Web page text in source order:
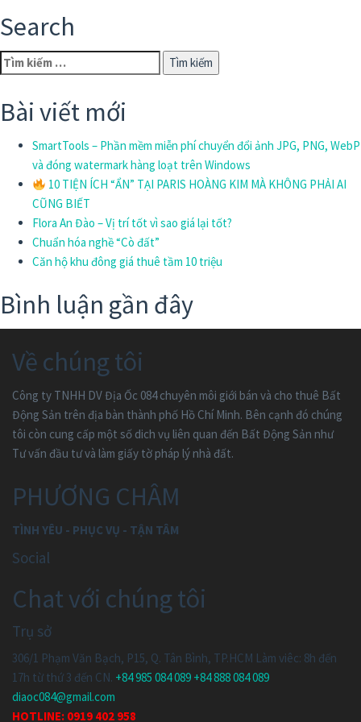
Search
Tìm
kiếm
cho:
Bài viết mới
SmartTools – Phần mềm miễn phí chuyển đổi ảnh JPG, PNG, WebP
và đóng watermark hàng loạt trên Windows
10 TIỆN ÍCH “ẨN” TẠI PARIS HOÀNG KIM MÀ KHÔNG PHẢI AI
CŨNG BIẾT
Flora An Đào – Vị trí tốt vì sao giá lại tốt?
Chuẩn hóa nghề “Cò đất”
Căn hộ khu đông giá thuê tầm 10 triệu
Bình luận gần đây
Về chúng tôi
Công ty TNHH DV Địa Ốc 084 chuyên môi giới bán và cho thuê Bất
Động Sản trên địa bàn thành phố Hồ Chí Minh. Bên cạnh đó chúng
tôi còn cung cấp một số dich vụ liên quan đến Bất Động Sản như
Tư vấn đầu tư và làm giấy tờ pháp lý nhà đất.
PHƯƠNG CHÂM
TÌNH YÊU - PHỤC VỤ - TẬN TÂM
Social
Chat với chúng tôi
Trụ sở
306/1 Phạm Văn Bạch, P15, Q. Tân Bình, TP.HCM Làm viêc: 8h đến
17h từ thứ 3 đến CN. +84 985 084 089 +84 888 084 089
diaoc084@gmail.com
HOTLINE: 0919 402 958